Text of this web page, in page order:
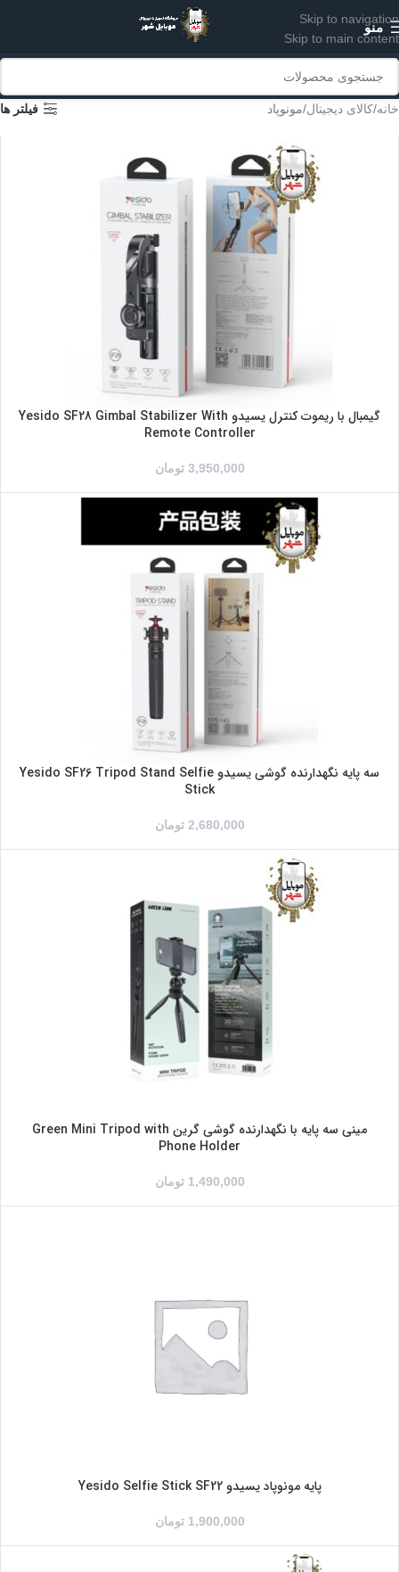
Skip to navigation
Skip to main content
منو
خانه کالای دیجیتال مونوپاد فیلتر ها
گیمبال با ریموت کنترل یسیدو Yesido SF28 Gimbal Stabilizer With
Remote Controller
3,950,000 تومان
سه پایه نگهدارنده گوشی یسیدو Yesido SF26 Tripod Stand Selfie
Stick
2,680,000 تومان
مینی سه پایه با نگهدارنده گوشی گرین Green Mini Tripod with
Phone Holder
1,490,000 تومان
پایه مونوپاد یسیدو Yesido Selfie Stick SF22
1,900,000 تومان